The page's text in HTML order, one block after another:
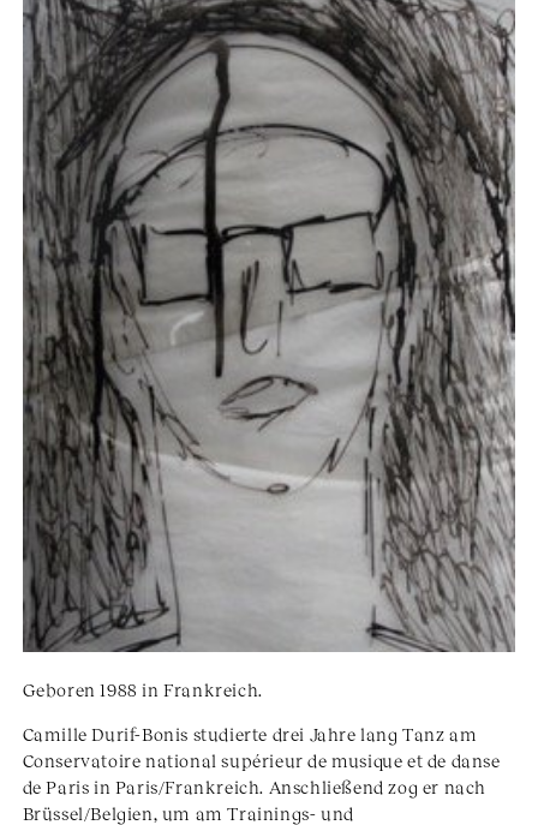
Geboren 1988 in Frankreich.
Camille Durif-Bonis studierte drei Jahre lang Tanz am
Conservatoire national supérieur de musique et de danse
de Paris in Paris/Frankreich. Anschließend zog er nach
Brüssel/Belgien, um am Trainings- und